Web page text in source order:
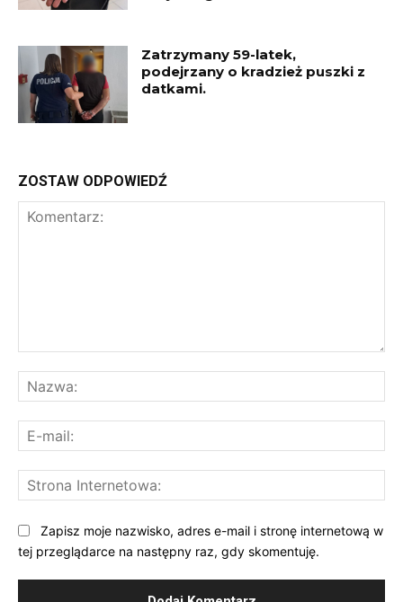
Zatrzymany 59-latek,
podejrzany o kradzież puszki z
datkami.
ZOSTAW ODPOWIEDŹ
Zapisz moje nazwisko, adres e-mail i stronę internetową w
tej przeglądarce na następny raz, gdy skomentuję.